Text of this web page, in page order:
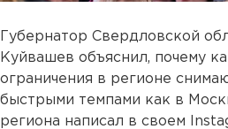
Губернатор Свердловской
Куйвашев объяснил, почему
ограничения в регионе
быстрыми темпами как в
региона написал в своем